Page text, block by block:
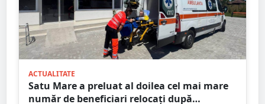
ACTUALITATE
Satu Mare a preluat al doilea cel mai mare
număr de beneficiari relocați după